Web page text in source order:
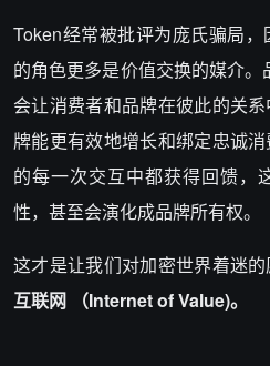
Token经常被批评为庞氏骗局
的角色更多是价值交换的媒介
会让消费者和品牌在彼此的关
牌能更有效地增长和绑定忠诚
的每一次交互中都获得回馈，
性，甚至会演化成品牌所有权。
这才是让我们对加密世界着迷
互联网 （Internet of Value)。